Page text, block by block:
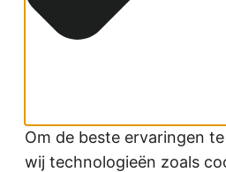
Om de beste ervaringen
wij technologieën zoals